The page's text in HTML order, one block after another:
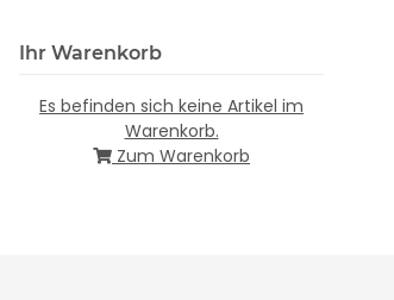
Ihr Warenkorb
Es befinden sich keine Artikel im
Warenkorb.
Zum Warenkorb